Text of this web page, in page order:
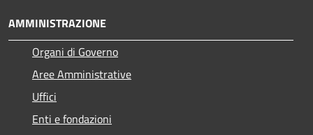
AMMINISTRAZIONE
Organi di Governo
Aree Amministrative
Uffici
Enti e fondazioni